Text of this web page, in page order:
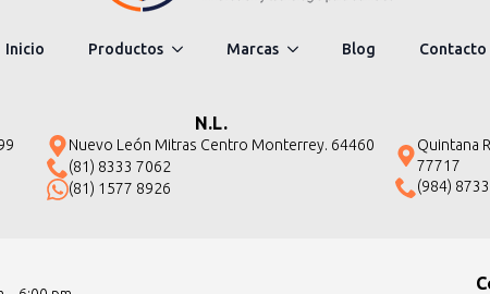
Inicio Productos Marcas Blog Contacto
N.L.
Nuevo León Mitras Centro Monterrey. 64460
(81) 8333 7062
(81) 1577 8926
Quintana
77717
(984)